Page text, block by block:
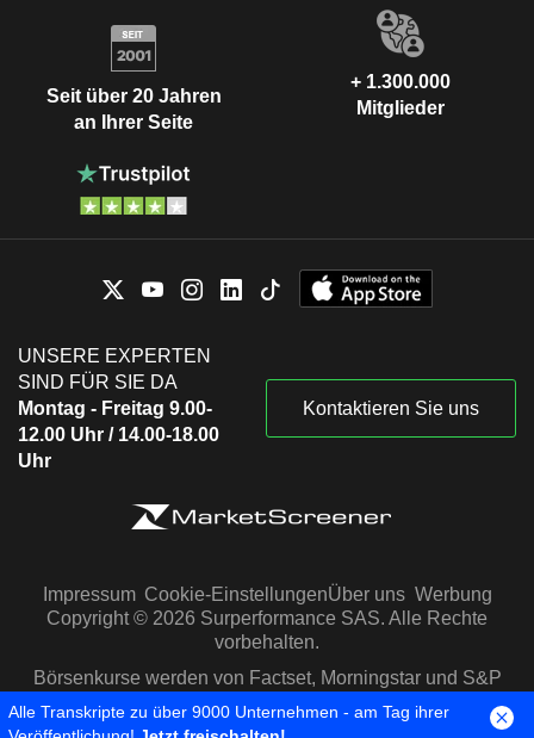
Seit über 20 Jahren
an Ihrer Seite
+ 1.300.000
Mitglieder
UNSERE EXPERTEN
SIND FÜR SIE DA
Montag - Freitag 9.00-
12.00 Uhr / 14.00-18.00
Uhr
Kontaktieren Sie uns
Impressum Cookie-EinstellungenÜber uns Werbung
Copyright © 2026 Surperformance SAS. Alle Rechte
vorbehalten.
Börsenkurse werden von Factset, Morningstar und S&P
Capital IQ zur Verfügung gestellt
Alle Transkripte zu über 9000 Unternehmen - am Tag ihrer